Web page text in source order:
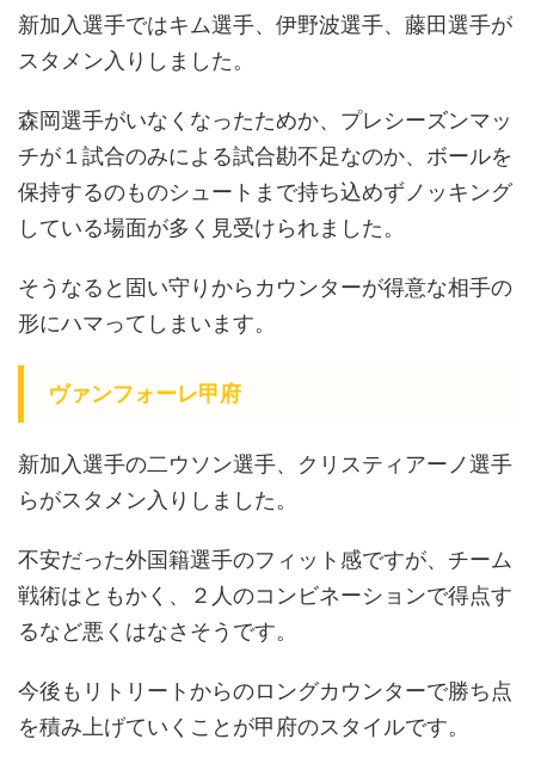
新加入選手ではキム選手、伊野波選手、藤田選手が
スタメン入りしました。
森岡選手がいなくなったためか、プレシーズンマッ
チが１試合のみによる試合勘不足なのか、ボールを
保持するのものシュートまで持ち込めずノッキング
している場面が多く見受けられました。
そうなると固い守りからカウンターが得意な相手の
形にハマってしまいます。
ヴァンフォーレ甲府
新加入選手の二ウソン選手、クリスティアーノ選手
らがスタメン入りしました。
不安だった外国籍選手のフィット感ですが、チーム
戦術はともかく、２人のコンビネーションで得点す
るなど悪くはなさそうです。
今後もリトリートからのロングカウンターで勝ち点
を積み上げていくことが甲府のスタイルです。